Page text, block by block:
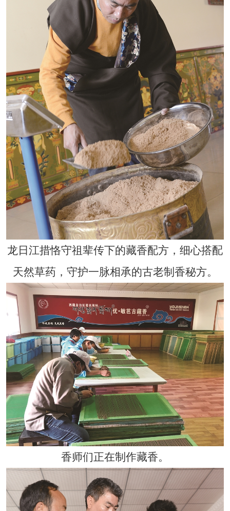
龙日江措恪守祖辈传下的藏香配方，细心搭配
天然草药，守护一脉相承的古老制香秘方。
香师们正在制作藏香。